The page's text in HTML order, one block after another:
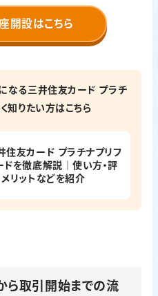
開設はこちら
なる三井住友カード プラチ
知りたい方はこちら
住友カード プラチナプリフ
ドを徹底解説｜使い方・評
メリットなどを紹介
取引開始までの流